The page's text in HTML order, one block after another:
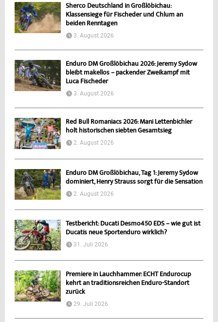
Sherco Deutschland in Großlöbichau:
Klassensiege für Fischeder und Chlum an
beiden Renntagen
3. August 2026
Enduro DM Großlöbichau 2026: Jeremy Sydow
bleibt makellos – packender Zweikampf mit
Luca Fischeder
3. August 2026
Red Bull Romaniacs 2026: Mani Lettenbichler
holt historischen siebten Gesamtsieg
2. August 2026
Enduro DM Großlöbichau, Tag 1: Jeremy Sydow
dominiert, Henry Strauss sorgt für die Sensation
2. August 2026
Testbericht: Ducati Desmo450 EDS – wie gut ist
Ducatis neue Sportenduro wirklich?
31. Juli 2026
Premiere in Lauchhammer: ECHT Endurocup
kehrt an traditionsreichen Enduro-Standort
zurück
29. Juli 2026